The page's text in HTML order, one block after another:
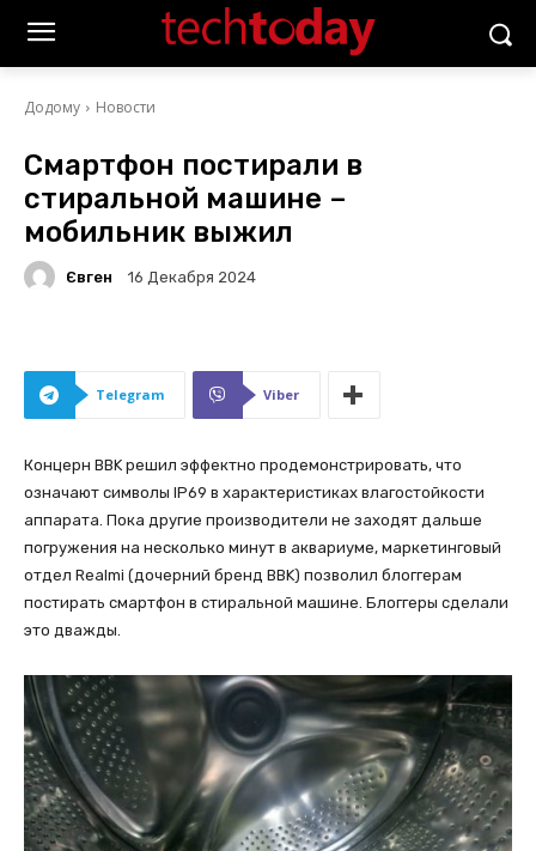
Додому Новости
Смартфон постирали в
стиральной машине –
мобильник выжил
Євген 16 Декабря 2024
Telegram Viber
Концерн BBK решил эффектно продемонстрировать, что
означают символы IP69 в характеристиках влагостойкости
аппарата. Пока другие производители не заходят дальше
погружения на несколько минут в аквариуме, маркетинговый
отдел Realmi (дочерний бренд BBK) позволил блоггерам
постирать смартфон в стиральной машине. Блоггеры сделали
это дважды.